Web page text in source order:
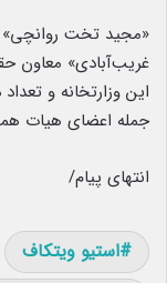
«مجید تخت روانچی»
غریب‌آبادی» معاون
این وزارتخانه و
جمله اعضای هیات
انتهای پیام/
استیو ویتکاف